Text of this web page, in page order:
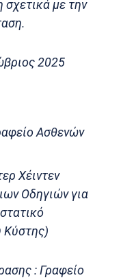
με την
2025
Ασθενών
Χέιντεν
Οδηγιών για
Κύστης)
: Γραφείο